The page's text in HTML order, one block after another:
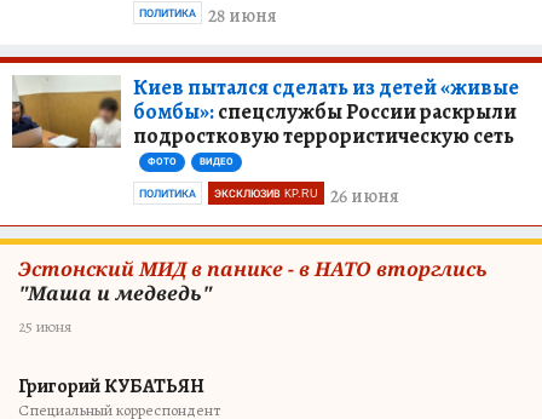
28 июня
ПОЛИТИКА
Киев пытался сделать из детей «живые
бомбы»:спецслужбы России раскрыли
подростковую террористическую сеть
ФОТО ВИДЕО
26 июня
ПОЛИТИКА ЭКСКЛЮЗИВ KP.RU
Эстонский МИД в панике - в НАТО вторглись
"Маша и медведь"
25 июня
Григорий КУБАТЬЯН
Специальный корреспондент